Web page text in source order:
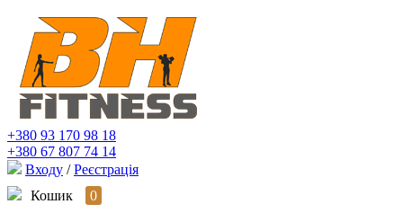
+380 93 170 98 18
+380 67 807 74 14
Входу / Реєстрація
Кошик
0